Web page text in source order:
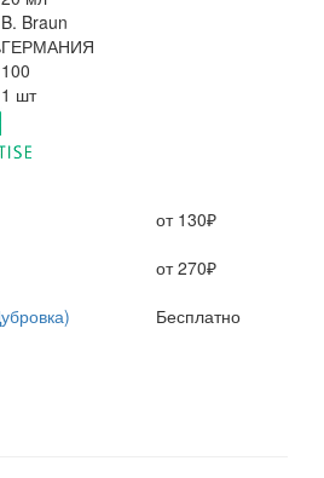
B. Braun
ГЕРМАНИЯ
100
1 шт
от 130₽
от 270₽
Бесплатно